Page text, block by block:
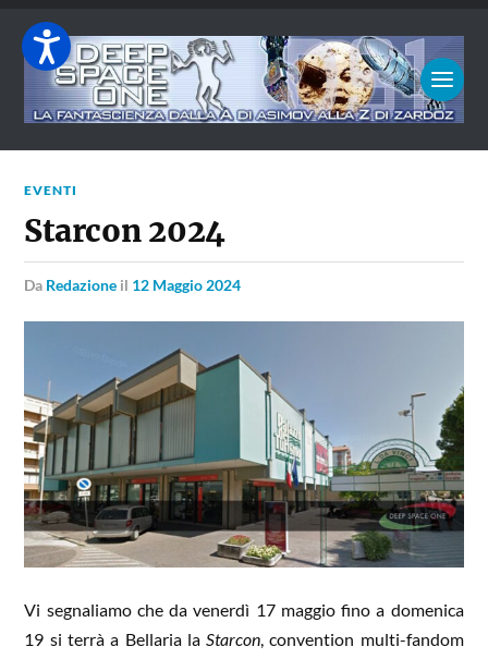
EVENTI
Starcon 2024
da Redazione il 12 Maggio 2024
Vi segnaliamo che da venerdì 17 maggio fino a domenica
19 si terrà a Bellaria laStarcon, convention multi-fandom